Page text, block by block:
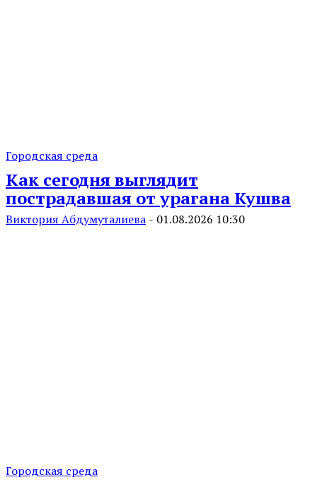
Городская среда
Как сегодня выглядит
пострадавшая от урагана Кушва
Виктория Абдумуталиева - 01.08.2026 10:30
Городская среда